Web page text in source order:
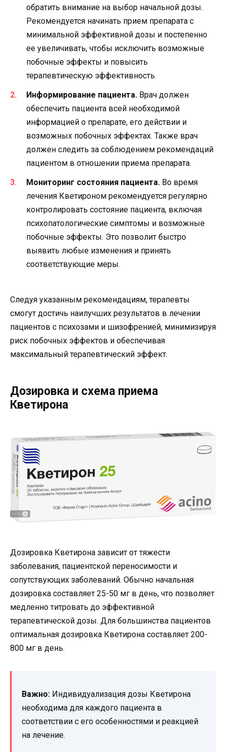
обратить внимание на выбор начальной дозы.
Рекомендуется начинать прием препарата с
минимальной эффективной дозы и постепенно
ее увеличивать, чтобы исключить возможные
побочные эффекты и повысить
терапевтическую эффективность.
Информирование пациента. Врач должен
обеспечить пациента всей необходимой
информацией о препарате, его действии и
возможных побочных эффектах. Также врач
должен следить за соблюдением рекомендаций
пациентом в отношении приема препарата.
Мониторинг состояния пациента. Во время
лечения Кветироном рекомендуется регулярно
контролировать состояние пациента, включая
психопатологические симптомы и возможные
побочные эффекты. Это позволит быстро
выявить любые изменения и принять
соответствующие меры.
Следуя указанным рекомендациям, терапевты
смогут достичь наилучших результатов в лечении
пациентов с психозами и шизофренией, минимизируя
риск побочных эффектов и обеспечивая
максимальный терапевтический эффект.
Дозировка и схема приема
Кветирона
Дозировка Кветирона зависит от тяжести
заболевания, пациентской переносимости и
сопутствующих заболеваний. Обычно начальная
дозировка составляет 25-50 мг в день, что позволяет
медленно титровать до эффективной
терапевтической дозы. Для большинства пациентов
оптимальная дозировка Кветирона составляет 200-
800 мг в день.
Важно: Индивидуализация дозы Кветирона
необходима для каждого пациента в
соответствии с его особенностями и реакцией
на лечение.